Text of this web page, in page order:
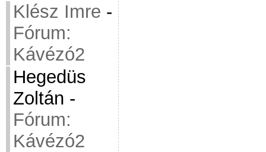
Klész Imre -
Fórum:
Kávézó2
Hegedüs
Zoltán -
Fórum:
Kávézó2